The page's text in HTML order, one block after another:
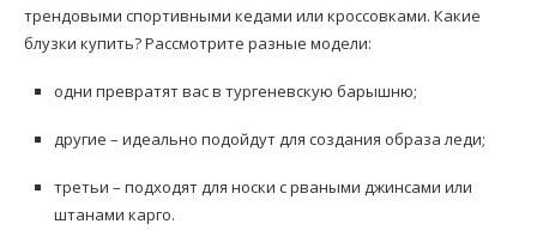
трендовыми спортивными кедами или кроссовками. Какие
блузки купить? Рассмотрите разные модели:
одни превратят вас в тургеневскую барышню;
другие – идеально подойдут для создания образа леди;
третьи – подходят для носки с рваными джинсами или
штанами карго.